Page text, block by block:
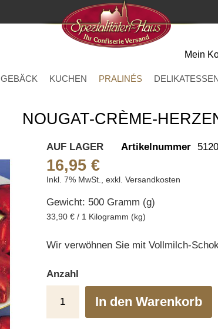
Mein
GEBÄCK KUCHEN PRALINÉS
NOUGAT-CRÈME-
AUF LAGER Artikelnummer 5120
16,95 €
Inkl. 7% MwSt., exkl. Versandkosten
Gewicht: 500 Gramm (g)
33,90 € / 1 Kilogramm (kg)
Wir verwöhnen Sie mit Vollmilch-
Anzahl
In den Warenkorb